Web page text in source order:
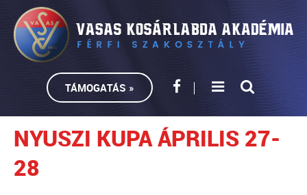
TÁMOGATÁS »
NYUSZI KUPA ÁPRILIS 27-
28